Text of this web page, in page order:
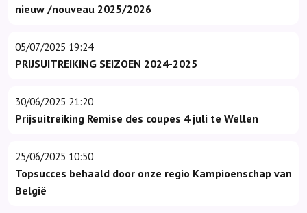
nieuw /nouveau 2025/2026
05/07/2025 19:24
PRIJSUITREIKING SEIZOEN 2024-2025
30/06/2025 21:20
Prijsuitreiking Remise des coupes 4 juli te Wellen
25/06/2025 10:50
Topsucces behaald door onze regio Kampioenschap van
België